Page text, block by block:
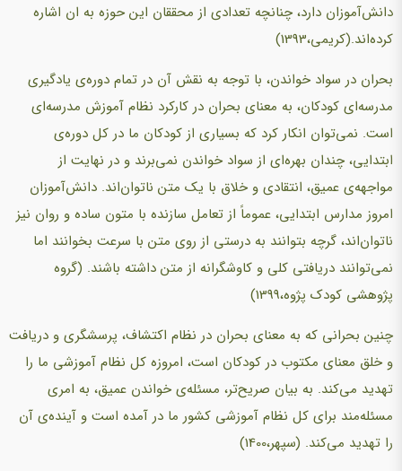
دانش‌آموزان دارد، چنانچه تعدادی از محققان این حوزه به ان اشاره
کرده‌اند.(کریمی،1393)
بحران در سواد خواندن، با توجه به نقش آن در تمام دوره‌ی یادگیری
مدرسه‌ای کودکان، به معنای بحران در کارکرد نظام آموزش مدرسه‌ای
است. نمی‌توان انکار کرد که بسیاری از کودکان ما در کل دوره‌ی
ابتدایی، چندان بهره‌ای از سواد خواندن نمی‌برند و در نهایت از
مواجهه‌ی عمیق، انتقادی و خلاق با یک متن ناتوان‌اند. دانش‌آموزان
امروز مدارس ابتدایی، عموماً از تعامل سازنده با متون ساده و روان نیز
ناتوان‌اند، گرچه بتوانند به درستی از روی متن با سرعت بخوانند اما
نمی‌توانند دریافتی کلی و کاوشگرانه از متن داشته باشند. (گروه
پژوهشی کودک پژوه،1399)
چنین بحرانی که به معنای بحران در نظام اکتشاف، پرسشگری و دریافت
و خلق معنای مکتوب در کودکان است، امروزه کل نظام آموزشی ما را
تهدید می‌کند. به بیان صریح‌تر، مسئله‌ی خواندن عمیق، به امری
مسئله‌مند برای کل نظام آموزشی کشور ما در آمده است و آینده‌ی آن
را تهدید می‌کند. (سپهر،1400)